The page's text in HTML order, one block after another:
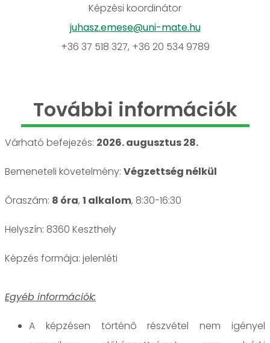
Képzési koordinátor
juhasz.emese@uni-mate.hu
+36 37 518 327, +36 20 534 9789
További információk
Várható befejezés: 2026. augusztus 28.
Bemeneteli követelmény: Végzettség nélkül
Óraszám: 8 óra, 1 alkalom, 8:30-16:30
Helyszín: 8360 Keszthely
jelenléti
Egyéb információk:
A képzésen történő részvétel nem igényel